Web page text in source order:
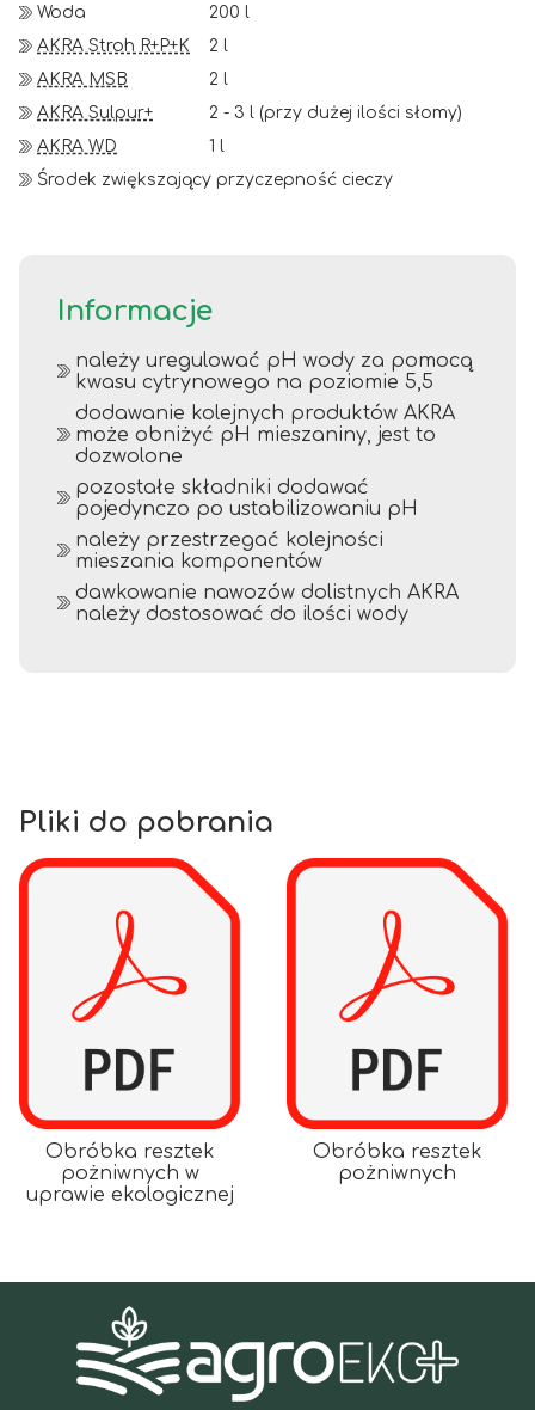
Woda
200 l
AKRA Stroh R+P+K
2 l
AKRA MSB
2 l
AKRA Sulpur+
2 - 3 l (przy dużej ilości słomy)
AKRA WD
1 l
Środek zwiększający przyczepność cieczy
Informacje
należy uregulować pH wody za pomocą
kwasu cytrynowego na poziomie 5,5
dodawanie kolejnych produktów AKRA
może obniżyć pH mieszaniny, jest to
dozwolone
pozostałe składniki dodawać
pojedynczo po ustabilizowaniu pH
należy przestrzegać kolejności
mieszania komponentów
dawkowanie nawozów dolistnych AKRA
należy dostosować do ilości wody
Pliki do pobrania
Obróbka resztek
pożniwnych w
uprawie ekologicznej
Obróbka resztek
pożniwnych